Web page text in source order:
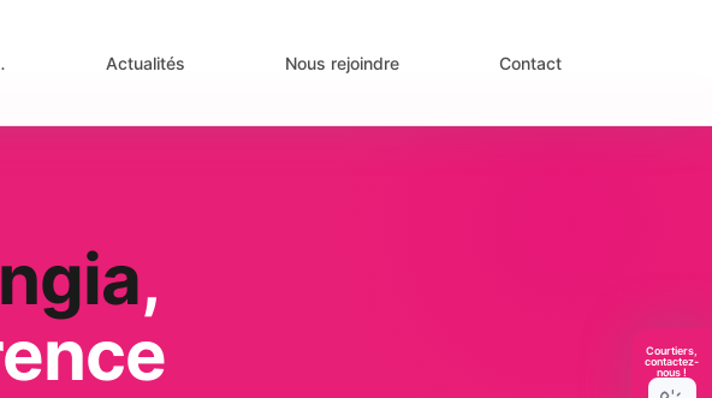
Actualités Nous rejoindre Contact
Courtiers,
contactez-
nous !
,